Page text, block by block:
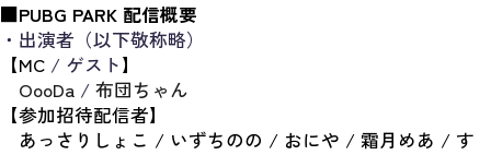
■PUBG PARK 配信概要
・出演者（以下敬称略）
【MC / ゲスト】
OooDa / 布団ちゃん
【参加招待配信者】
あっさりしょこ / いずちのの / おにや / 霜月めあ / す